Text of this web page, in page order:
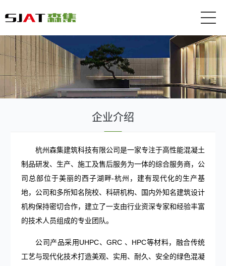
企业介绍
杭州森集建筑科技有限公司是一家专注于高性能混凝土
制品研发、生产、施工及售后服务为一体的综合服务商，公
司总部位于美丽的西子湖畔-杭州，建有现代化的生产基
地，公司和多所知名院校、科研机构、国内外知名建筑设计
机构保持密切合作，建立了一支由行业资深专家和经验丰富
的技术人员组成的专业团队。
公司产品采用UHPC、GRC 、HPC等材料，融合传统
工艺与现代化技术打造美观、实用、耐久、安全的绿色混凝